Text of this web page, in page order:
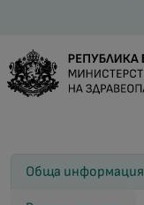
Обща информация